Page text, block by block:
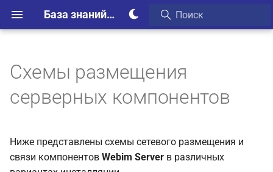
База знаний Webim
Стандартное размещение
принципу "active/stand by"
Схемы размещения
серверных компонентов
Ниже представлены схемы сетевого размещения и
связи компонентов Webim Server в различных